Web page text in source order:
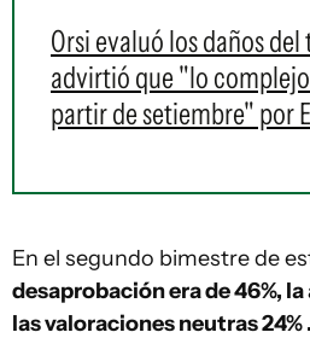
Orsi evaluó los daños
advirtió que "lo
partir de setiembre" por
En el segundo bimestre de
desaprobación era de 46%,
las valoraciones neutras 24% .